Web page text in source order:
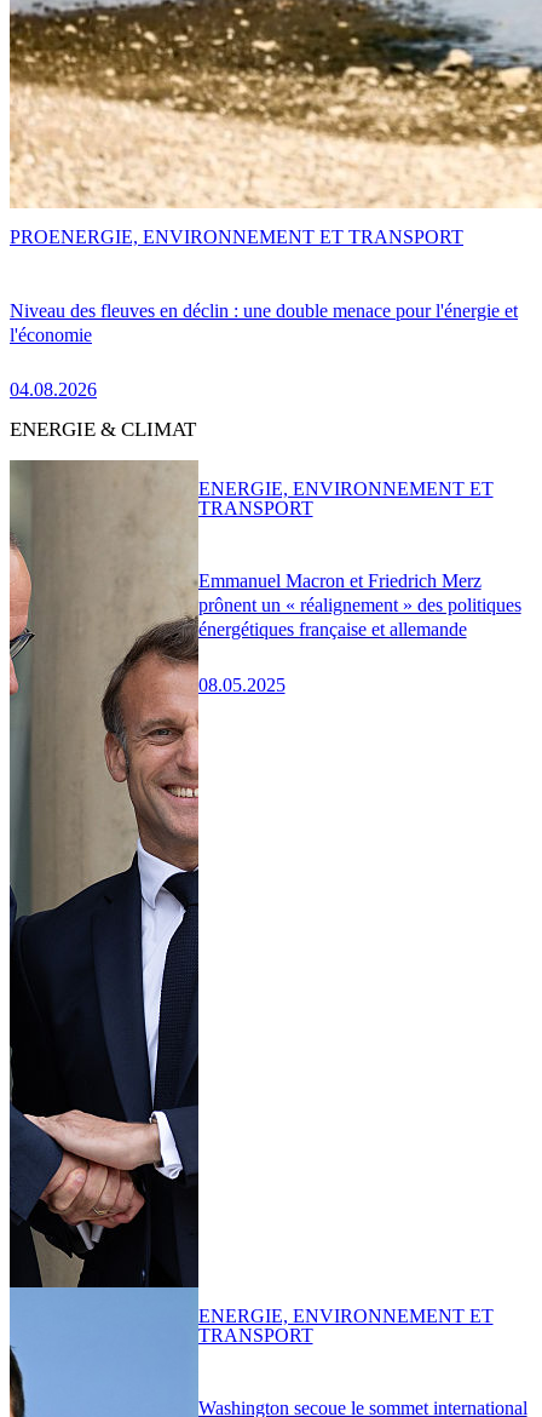
Niveau des fleuves en déclin : une double menace pour l'énergie et
l'économie
04.08.2026
PROENERGIE, ENVIRONNEMENT ET TRANSPORT
ENERGIE & CLIMAT
Emmanuel Macron et Friedrich Merz
prônent un « réalignement » des politiques
énergétiques française et allemande
08.05.2025
ENERGIE, ENVIRONNEMENT ET
TRANSPORT
Washington secoue le sommet international
ENERGIE, ENVIRONNEMENT ET
TRANSPORT